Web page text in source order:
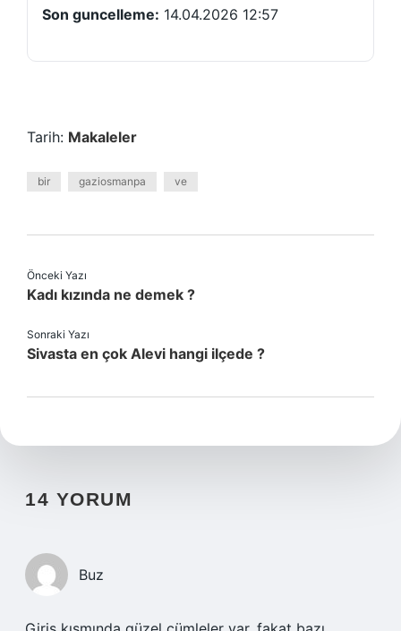
Son guncelleme: 14.04.2026 12:57
Tarih: Makaleler
bir gaziosmanpa ve
Önceki Yazı
Kadı kızında ne demek ?
Sonraki Yazı
Sivasta en çok Alevi hangi ilçede ?
14 YORUM
Buz